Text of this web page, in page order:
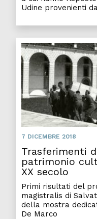
Udine provenienti
7 DICEMBRE 2018
Trasferimenti
patrimonio
XX secolo
Primi risultati del
magistralis di
della mostra
De Marco